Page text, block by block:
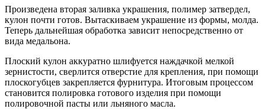
Произведена вторая заливка украшения, полимер затвердел,
кулон почти готов. Вытаскиваем украшение из формы, молда.
Теперь дальнейшая обработка зависит непосредственно от
вида медальона.
Плоский кулон аккуратно шлифуется наждачкой мелкой
зернистости, сверлится отверстие для крепления, при помощи
плоскогубцев закрепляется фурнитура. Итоговым процессом
становится полировка готового изделия при помощи
полировочной пасты или льняного масла.